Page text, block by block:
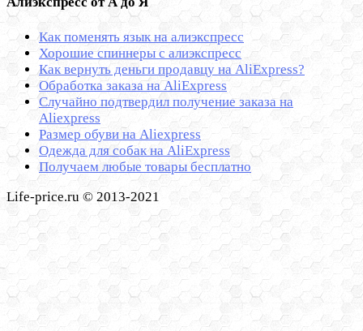
Как поменять язык на алиэкспресс
Хорошие спиннеры с алиэкспресс
Как вернуть деньги продавцу на AliExpress?
Обработка заказа на AliExpress
Cлучайно подтвердил получение заказа на
Aliexpress
Размер обуви на Aliexpress
Одежда для собак на AliExpress
Получаем любые товары бесплатно
Life-price.ru © 2013-2021